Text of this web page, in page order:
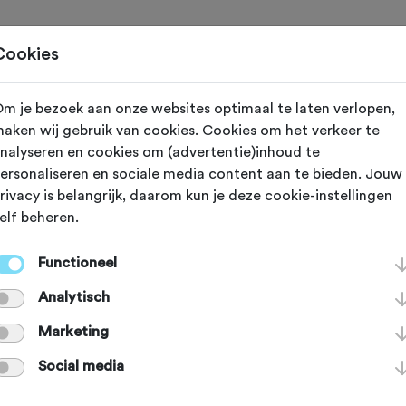
op 5 juni 2024
S-
Roubaix
zijn veelvraten. De Specialized
op; hij eet bijna alles op
je bezoek aan onze websites optimaal te laten verlopen,
wij gebruik van cookies. Cookies om het verkeer te
en cookies om (advertentie)inhoud te
en sociale media content aan te bieden. Jouw
is belangrijk, daarom kun je deze cookie-instellingen
beheren.
Functioneel
Analytisch
Marketing
Social media